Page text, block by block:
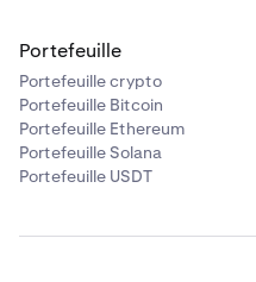
Portefeuille
Portefeuille crypto
Portefeuille Bitcoin
Portefeuille Ethereum
Portefeuille Solana
Portefeuille USDT